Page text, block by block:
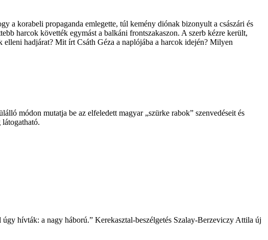
a korabeli propaganda emlegette, túl kemény diónak bizonyult a császári és
harcok követték egymást a balkáni frontszakaszon. A szerb kézre került,
elleni hadjárat? Mit írt Csáth Géza a naplójába a harcok idején? Milyen
módon mutatja be az elfeledett magyar „szürke rabok” szenvedéseit és
hívták: a nagy háború.” Kerekasztal-beszélgetés Szalay-Berzeviczy Attila új